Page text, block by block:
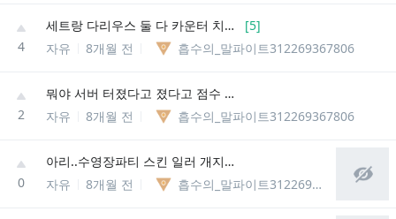
4
세트랑 다리우스 둘 다 카운터 치는 챔프 없냐? [5]
자유
8개월 전 흡수의_말파이트312269367806
2
뭐야 서버 터졌다고 졌다고 점수 안깎이는데
자유
8개월 전 흡수의_말파이트312269367806
0
아리..수영장파티 스킨 일러 개지리네..
자유
8개월 전 흡수의_말파이트312269367806